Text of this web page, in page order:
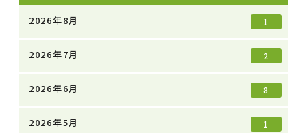
2026年8月 1
2026年7月 2
2026年6月 8
2026年5月 1